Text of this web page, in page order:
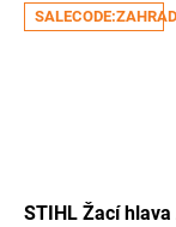
STIHL Žací